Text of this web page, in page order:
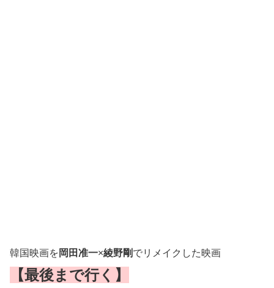
韓国映画を 岡田准一×綾野剛 でリメイクした映画
【最後まで行く】